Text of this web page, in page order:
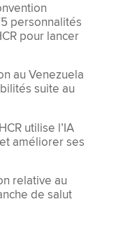
personnalités
pour lancer
au Venezuela
suite au
utilise l’IA
améliorer ses
relative au
de salut